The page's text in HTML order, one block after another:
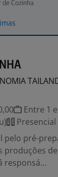
de Cozinha
Entre 1
Presencial
pelo pré-
produções
responsá...